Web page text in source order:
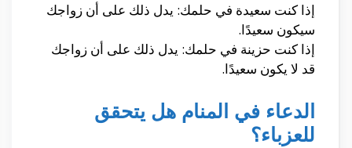
إذا كنت سعيدة في حلمك: يدل ذلك على أن زواجك
سيكون سعيدًا.
إذا كنت حزينة في حلمك: يدل ذلك على أن زواجك
قد لا يكون سعيدًا.
الدعاء في المنام هل يتحقق
للعزباء؟